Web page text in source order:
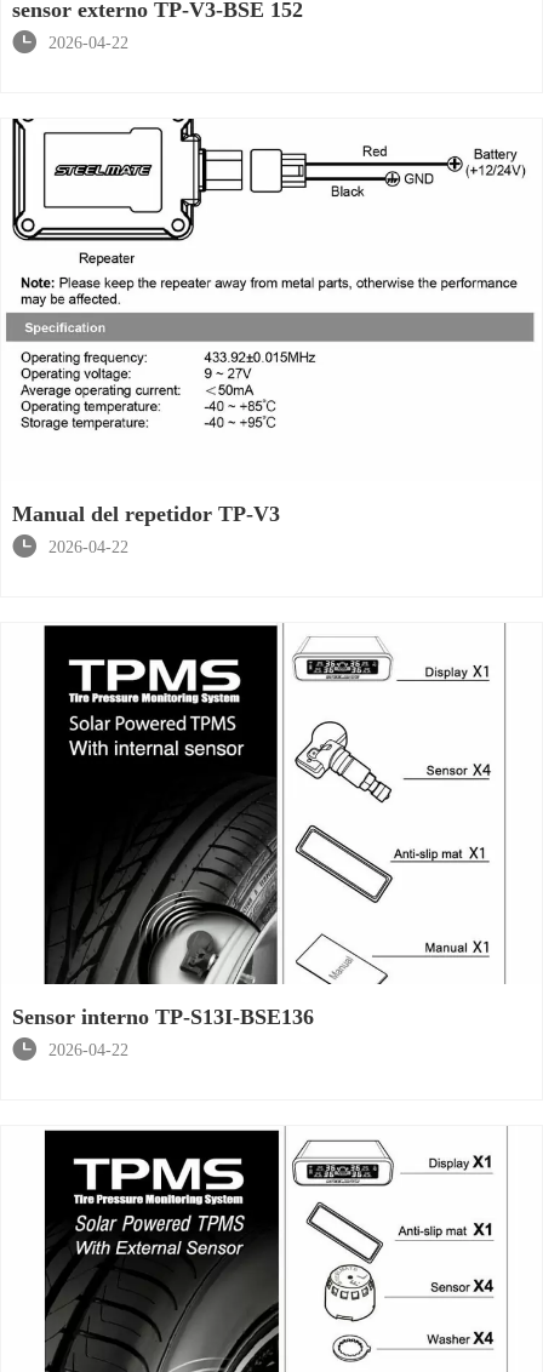
sensor externo TP-V3-BSE 152

2026-04-22
Manual del repetidor TP-V3

2026-04-22
Sensor interno TP-S13I-BSE136

2026-04-22